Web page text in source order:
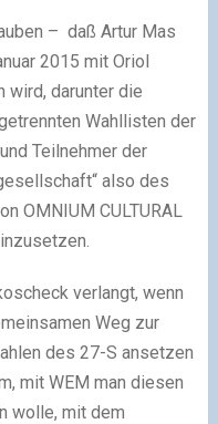
– daß Artur Mas
2015 mit Oriol
wird, darunter die
Wahllisten der
Teilnehmer der
also des
OMNIUM CULTURAL
verlangt, wenn
Weg zur
des 27-S ansetzen
mit WEM man diesen
wolle, mit dem